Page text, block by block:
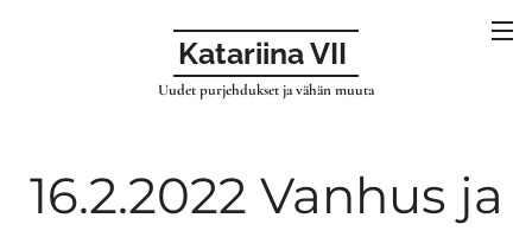
Katariina VII
Uudet purjehdukset ja vähän muuta
16.2.2022 Vanhus ja